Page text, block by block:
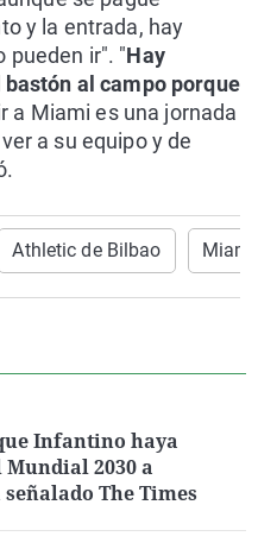
y la entrada, hay
pueden ir". "Hay
al campo porque
a Miami es una jornada
a su equipo y de
Athletic de Bilbao Miami
Infantino haya
2030 a
The Times